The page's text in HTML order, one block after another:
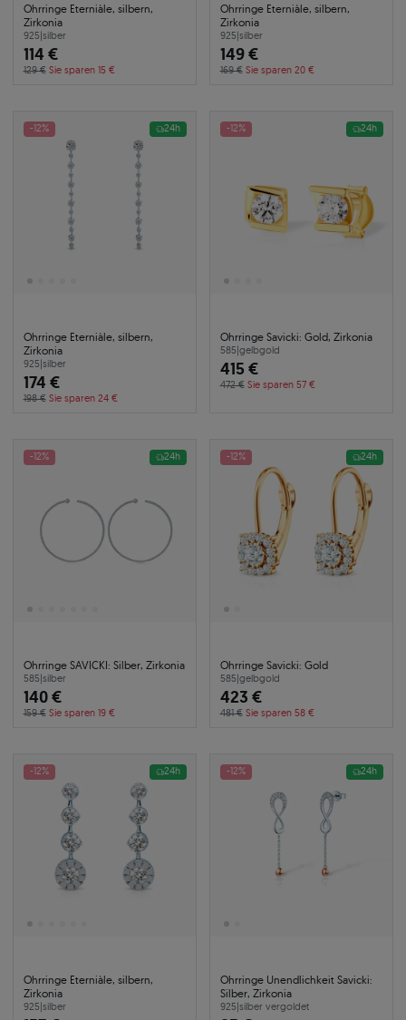
Ohrringe Eterniàle, silbern,
Zirkonia
925|silber
114 €
129 € Sie sparen 15 €
Ohrringe Eterniàle, silbern,
Zirkonia
925|silber
149 €
169 € Sie sparen 20 €
-12% 24h
Ohrringe Eterniàle, silbern,
Zirkonia
925|silber
174 €
198 € Sie sparen 24 €
-12% 24h
Ohrringe Savicki: Gold, Zirkonia
585|gelbgold
415 €
472 € Sie sparen 57 €
-12% 24h
Ohrringe SAVICKI: Silber, Zirkonia
585|silber
140 €
159 € Sie sparen 19 €
-12% 24h
Ohrringe Savicki: Gold
585|gelbgold
423 €
481 € Sie sparen 58 €
-12% 24h
Ohrringe Eterniàle, silbern,
Zirkonia
925|silber
-12% 24h
Ohrringe Unendlichkeit Savicki:
Silber, Zirkonia
925|silber vergoldet